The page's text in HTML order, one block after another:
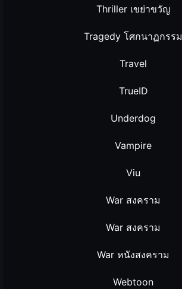
Thriller เขย่าขวัญ
Tragedy โศกนาฏกรรม
Travel
TrueID
Underdog
Vampire
Viu
War สงคราม
War สงคราม
War หนังสงคราม
Webtoon